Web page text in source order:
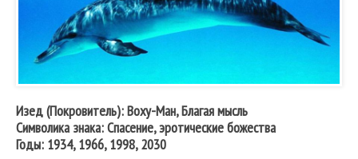
Изед (Покровитель): Воху-Ман, Благая мысль
Символика знака: Спасение, эротические божества
Годы: 1934, 1966, 1998, 2030